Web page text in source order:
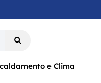
e Clima